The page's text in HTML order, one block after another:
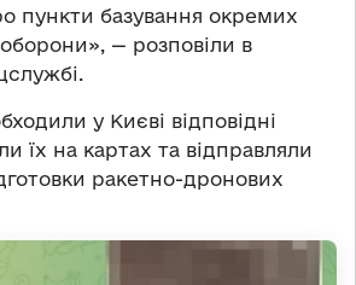
пункти базування окремих
оборони», — розповіли в
у Києві відповідні
їх на картах та відправляли
ракетно-дронових